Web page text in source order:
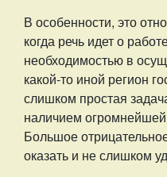
В особенности, это
когда речь идет о
необходимостью в
какой-то иной регион
слишком простая
наличием
Большое
оказать и не слишком